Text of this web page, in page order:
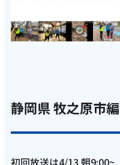
静岡県 牧之原市編
初回放送は4/13 朝9:00~